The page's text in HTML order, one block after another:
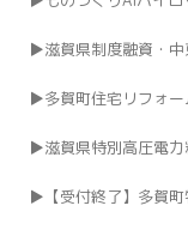
滋賀県制度融資・
多賀町住宅リフォ
滋賀県特別高圧電
【受付終了】多賀